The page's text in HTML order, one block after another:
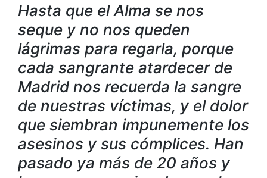
Hasta que el Alma se nos
seque y no nos queden
lágrimas para regarla, porque
cada sangrante atardecer de
Madrid nos recuerda la sangre
de nuestras víctimas, y el dolor
que siembran impunemente los
asesinos y sus cómplices. Han
pasado ya más de 20 años y